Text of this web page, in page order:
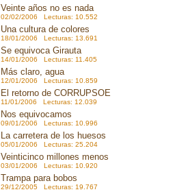
Veinte años no es nada
02/02/2006 Lecturas: 10.552
Una cultura de colores
18/01/2006 Lecturas: 13.691
Se equivoca Girauta
14/01/2006 Lecturas: 11.405
Más claro, agua
12/01/2006 Lecturas: 10.859
El retorno de CORRUPSOE
11/01/2006 Lecturas: 12.039
Nos equivocamos
09/01/2006 Lecturas: 10.996
La carretera de los huesos
05/01/2006 Lecturas: 25.204
Veinticinco millones menos
03/01/2006 Lecturas: 10.920
Trampa para bobos
29/12/2005 Lecturas: 19.767